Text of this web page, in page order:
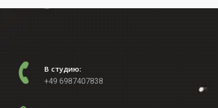
В студию:
+49 6987407838